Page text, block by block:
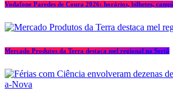
Vodafone Paredes de Coura 2026: horários, bilhetes,
Mercado Produtos da Terra destaca mel regional na Sertã